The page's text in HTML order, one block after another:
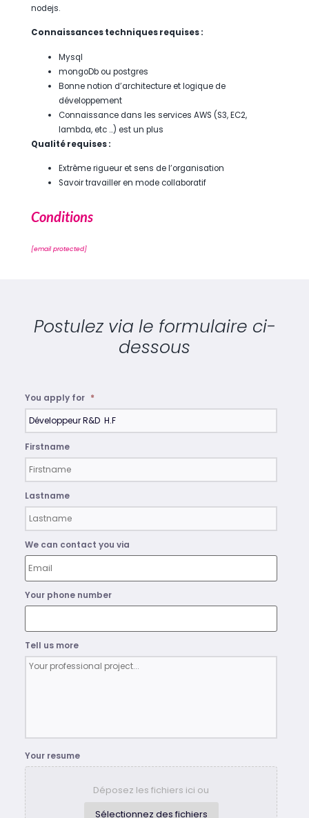
Postulez via le formulaire ci-
dessous
You apply for *
Firstname
Lastname
We can contact you via
Your phone number
Tell us more
Your resume
Déposez les fichiers ici ou
Sélectionnez des fichiers
nodejs.
Connaissances techniques requises :
Mysql
mongoDb ou postgres
Bonne notion d’architecture et logique de
développement
Connaissance dans les services AWS (S3, EC2,
lambda, etc …) est un plus
Qualité requises :
Extrême rigueur et sens de l’organisation
Savoir travailler en mode collaboratif
Conditions
[email protected]